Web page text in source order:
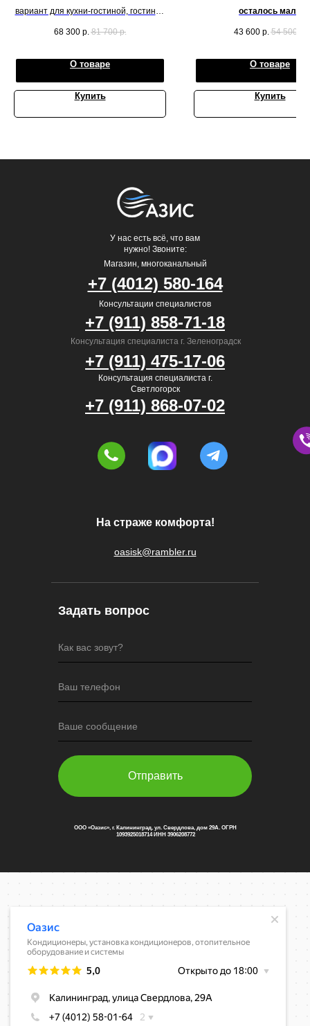
вариант для кухни-гостиной, гостиной
68 300 р. 81 700 р.
О товаре
Купить
осталось мало
43 600 р. 54 500
О товаре
Купить
Как вас зовут?
Ваш телефон
Ваше сообщение
Отправить
oasisk@rambler.ru
У нас есть всё, что вам
нужно! Звоните:
На страже комфорта!
Магазин, многоканальный
Консультация специалиста г.
Светлогорск
Консультация специалиста г. Зеленоградск
Консультации специалистов
+7 (911) 858-71-18
+7 (911) 475-17-06
+7 (911) 868-07-02
+7 (4012) 580-164
Задать вопрос
ООО «Оазис», г. Калининград, ул. Свердлова, дом 29А. ОГРН
1093925018714 ИНН 3906208772